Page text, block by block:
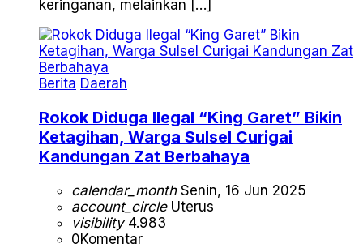
keringanan, melainkan […]
Berita Daerah
Rokok Diduga Ilegal “King Garet” Bikin
Ketagihan, Warga Sulsel Curigai
Kandungan Zat Berbahaya
calendar_monthSenin, 16 Jun 2025
account_circleUterus
visibility4.983
0Komentar